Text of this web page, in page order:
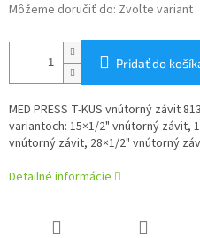
Môžeme doručiť do: Zvoľte variant
Pridať do
MED PRESS T-KUS vnútorný závit
variantoch: 15×1/2" vnútorný závit,
vnútorný závit, 28×1/2" vnútorný
Detailné informácie